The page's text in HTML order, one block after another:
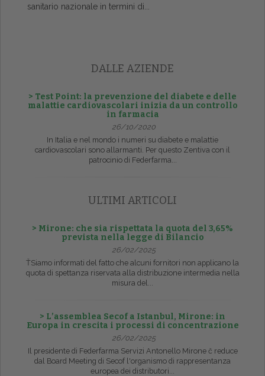
sanitario nazionale in termini di...
DALLE AZIENDE
> Test Point: la prevenzione del diabete e delle
malattie cardiovascolari inizia da un controllo
in farmacia
26/10/2020
In Italia e nel mondo i numeri su diabete e malattie
cardiovascolari sono allarmanti. Per questo Zentiva con il
patrocinio di Federfarma...
ULTIMI ARTICOLI
> Mirone: che sia rispettata la quota del 3,65%
prevista nella legge di Bilancio
26/02/2025
ŤSiamo informati del fatto che alcuni fornitori non applicano la
quota di spettanza riservata alla distribuzione intermedia nella
misura del...
> L’assemblea Secof a Istanbul, Mirone: in
Europa in crescita i processi di concentrazione
26/02/2025
Il presidente di Federfarma Servizi Antonello Mirone č reduce
dal Board Meeting di Secof l'organismo di rappresentanza
europea dei distributori...